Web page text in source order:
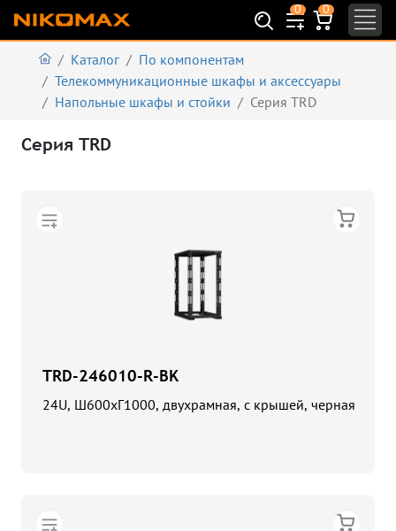
0 0
Каталог
По компонентам
Телекоммуникационные шкафы и аксеcсуары
Напольные шкафы и стойки
Серия TRD
Серия TRD
TRD-246010-R-BK
24U, Ш600хГ1000, двухрамная, с крышей, черная